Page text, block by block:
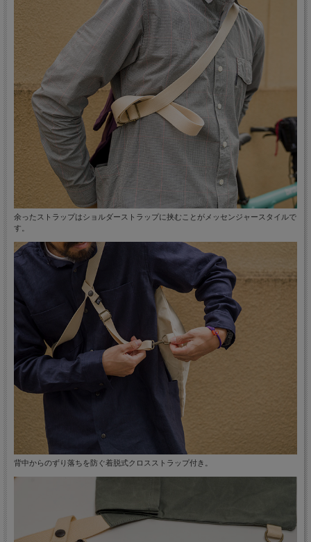
余ったストラップはショルダーストラップに挟むことがメッセンジャースタイルで
す。
背中からのずり落ちを防ぐ着脱式クロスストラップ付き。